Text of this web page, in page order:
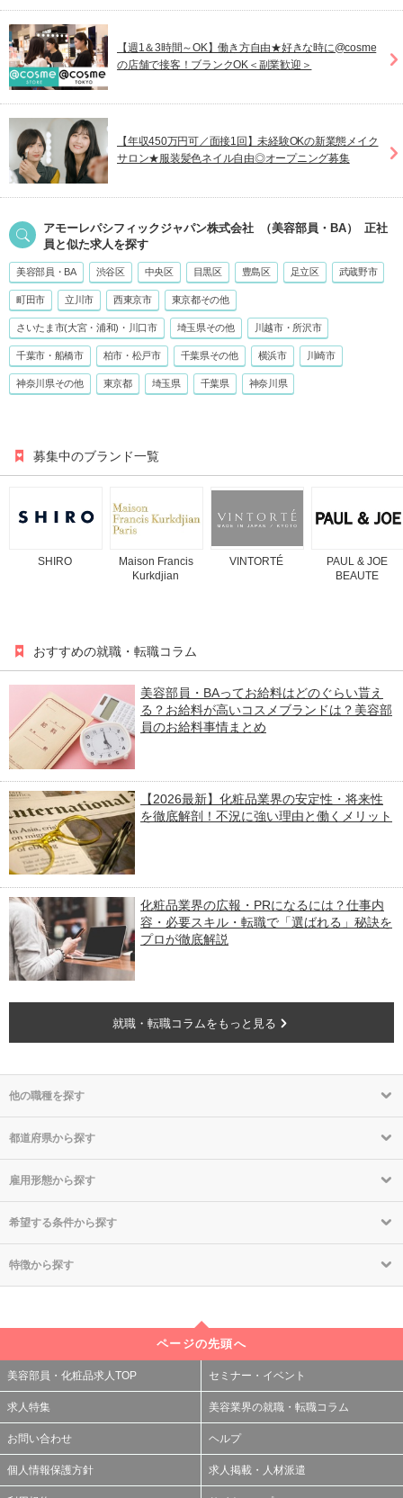
【週1＆3時間～OK】働き方自由★好きな時に@cosme
の店舗で接客！ブランクOK＜副業歓迎＞
【年収450万円可／面接1回】未経験OKの新業態メイク
サロン★服装髪色ネイル自由◎オープニング募集
アモーレパシフィックジャパン株式会社 （美容部員・BA）
正社
員 と似た求人を探す
美容部員・BA 渋谷区 中央区 目黒区 豊島区 足立区 武蔵野市
町田市 立川市 西東京市 東京都その他
さいたま市(大宮・浦和)・川口市 埼玉県その他 川越市・所沢市
千葉市・船橋市 柏市・松戸市 千葉県その他 横浜市 川崎市
神奈川県その他 東京都 埼玉県 千葉県 神奈川県
募集中のブランド一覧
SHIRO
Maison Francis
Kurkdjian
VINTORTÉ
PAUL & JOE
BEAUTE
おすすめの就職・転職コラム
美容部員・BAってお給料はどのぐらい貰え
る？お給料が高いコスメブランドは？美容部
員のお給料事情まとめ
【2026最新】化粧品業界の安定性・将来性
を徹底解剖！不況に強い理由と働くメリット
化粧品業界の広報・PRになるには？仕事内
容・必要スキル・転職で「選ばれる」秘訣を
プロが徹底解説
就職・転職コラムをもっと見る
他の職種を探す
都道府県から探す
雇用形態から探す
希望する条件から探す
特徴から探す
ページの先頭へ
美容部員・化粧品求人TOP セミナー・イベント
求人特集 美容業界の就職・転職コラム
お問い合わせ ヘルプ
個人情報保護方針 求人掲載・人材派遣